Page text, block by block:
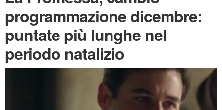
programmazione dicembre:
puntate più lunghe nel
periodo natalizio